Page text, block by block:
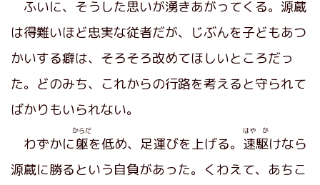
ふいに、そうした思いが湧きあがってくる。源蔵
は得難いほど忠実な従者だが、じぶんを子どもあつ
かいする癖は、そろそろ改めてほしいところだっ
た。どのみち、これからの行路を考えると守られて
ばかりもいられない。
わずかに躯
からだ
を低め、足運びを上げる。 速駆
はや が
けなら
源蔵に勝るという自負があった。くわえて、あちこ